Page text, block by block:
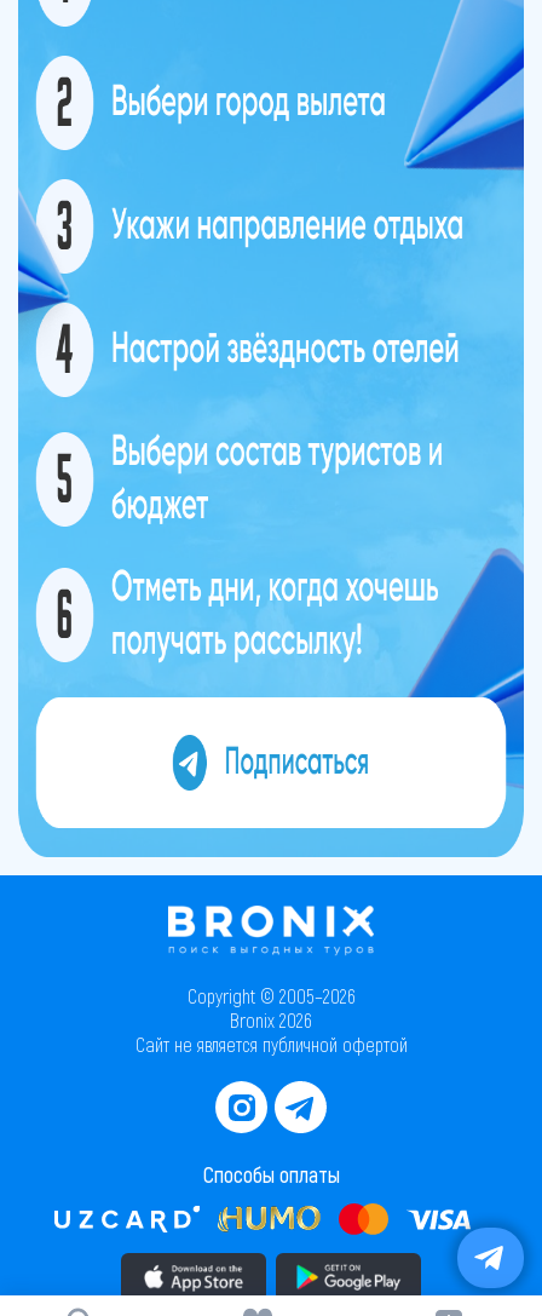
Copyright © 2005–2026
Bronix 2026
Сайт не является публичной офертой
Способы оплаты
Скачать приложение в AppStore Скачать приложение в PlayMarket